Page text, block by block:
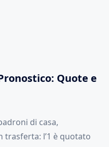
Quote e
di casa,
l’1 è quotato